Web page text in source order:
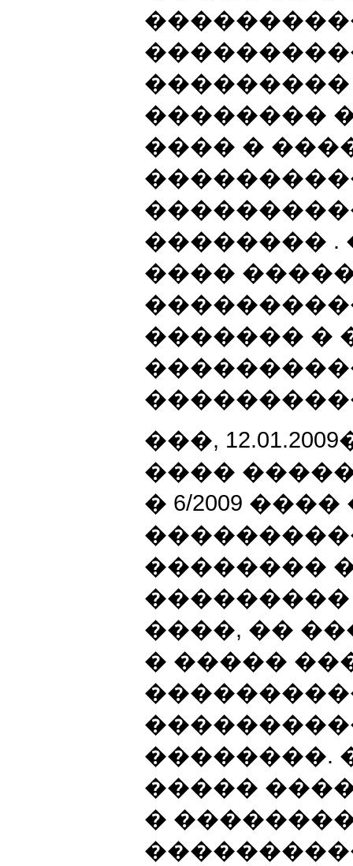
��������
���� �
�������� .
����
������� �
���,
����
� 6/2009
��������
���������
����, ��
� �����
��������.
�����
�